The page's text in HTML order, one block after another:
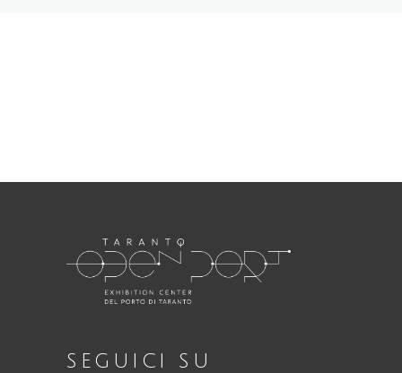
SEGUICI SU